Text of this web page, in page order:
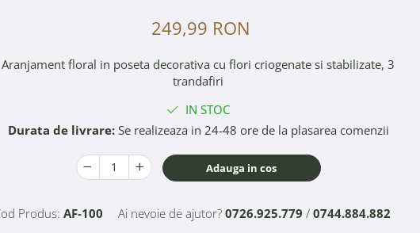
249,99 RON
Aranjament floral in poseta decorativa cu flori criogenate si stabilizate, 3
trandafiri
IN STOC
Durata de livrare:Se realizeaza in 24-48 ore de la plasarea comenzii
Adauga in cos
Produs: AF-100 Ai nevoie de ajutor? 0726.925.779 / 0744.884.882